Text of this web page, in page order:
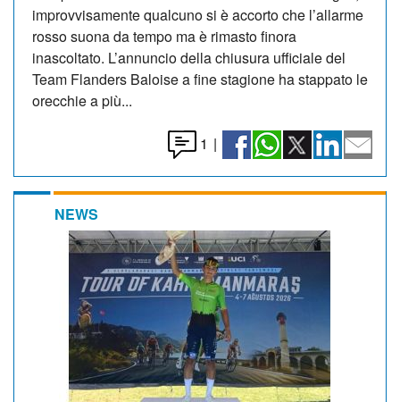
improvvisamente qualcuno si è accorto che l’allarme
rosso suona da tempo ma è rimasto finora
inascoltato. L’annuncio della chiusura ufficiale del
Team Flanders Baloise a fine stagione ha stappato le
orecchie a più...
1 |
NEWS